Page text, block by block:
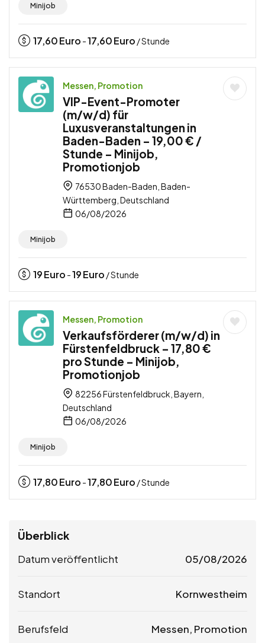
Minijob
17,60Euro -17,60Euro / Stunde
Messen, Promotion
VIP-Event-Promoter
(m/w/d) für
Luxusveranstaltungen in
Baden-Baden – 19,00 € /
Stunde – Minijob,
Promotionjob
76530 Baden-Baden, Baden-
Württemberg, Deutschland
06/08/2026
Minijob
19Euro -19Euro / Stunde
Messen, Promotion
Verkaufsförderer (m/w/d) in
Fürstenfeldbruck – 17,80 €
pro Stunde – Minijob,
Promotionjob
82256 Fürstenfeldbruck, Bayern,
Deutschland
06/08/2026
Minijob
17,80Euro -17,80Euro / Stunde
Überblick
Datum veröffentlicht 05/08/2026
Standort Kornwestheim
Berufsfeld Messen, Promotion